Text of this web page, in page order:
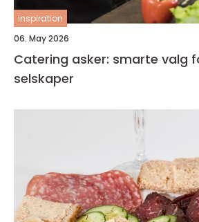
inspiration
06. May 2026
Catering asker: smarte valg
selskaper